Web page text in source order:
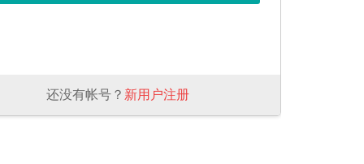
还没有帐号？ 新用户注册